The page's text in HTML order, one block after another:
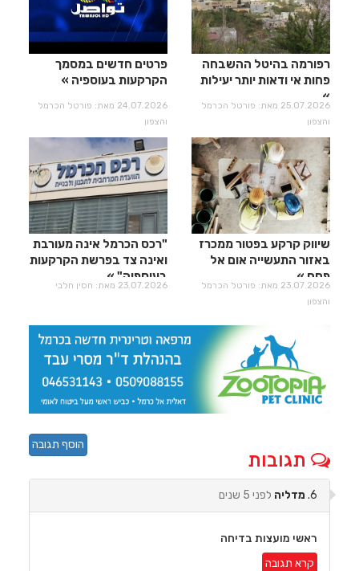
רפורמה בהיטל ההשבחה
פחות אי ודאות יותר יעילות​​​​​​​
25.07.2026 מאת: פורטל הכרמל
והצפון
פרטים חדשים במסמך
הקרקעות בעוספיה
24.07.2026 מאת: פורטל הכרמל
והצפון
שיווק קרקע בפטור ממכרז
באזור התעשייה אום אל
פחם
23.07.2026 מאת: פורטל הכרמל
והצפון
"רכס הכרמל אינה מעורבת
ואינה צד בפרשת הקרקעות
בעוספיה"
23.07.2026 מאת: חסין חלבי
תגובות
הוסף תגובה
מדליה לפני 5 שנים
ראשי מועצות בדיחה
קרא תגובה